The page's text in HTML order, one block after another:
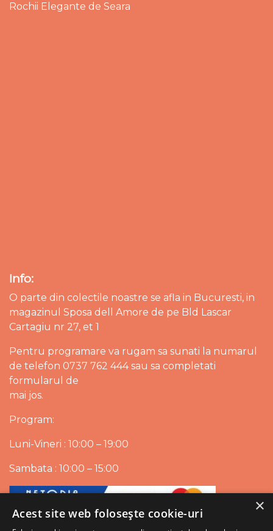
Rochii Elegante de Seara
Info:
O parte din colectile noastre se afla in Bucuresti, in
magazinul Sposa dell Amore de pe Bld Lascar
Cartagiu nr 27, et 1
Pentru programare va rugam sa sunati la numarul
de telefon 0737 762 444 sau sa completati
formularul de
mai jos.
Program:
Luni-Vineri : 10:00 – 19:00
Sambata : 10:00 – 15:00
×
Acest site web folosește cookie-uri